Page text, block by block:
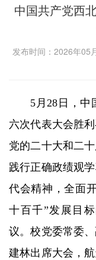
中国共产党西
发布时间：2026年05
5月28日，
六次代表大会胜
党的二十大和二
践行正确政绩观
代会精神，全面
十百千”发展目
议。校党委常委
建林出席大会，